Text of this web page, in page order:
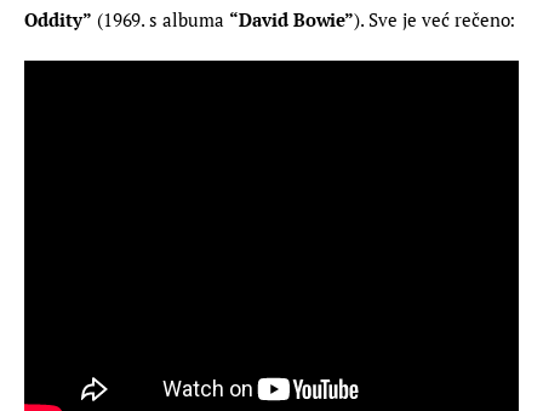
Oddity” (1969. s albuma “David Bowie”). Sve je već rečeno: